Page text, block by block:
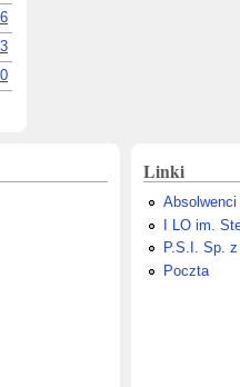
Linki
Absolwenci
I LO im.
P.S.I. Sp.
Poczta